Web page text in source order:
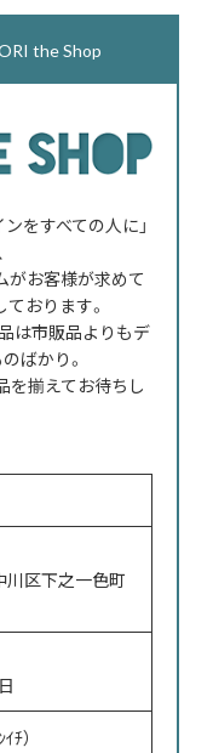
the Shop
をすべての人に」
がお客様が求めて
ております。
は市販品よりもデ
ばかり。
を揃えてお待ちし
川区下之一色町
ﾁ）